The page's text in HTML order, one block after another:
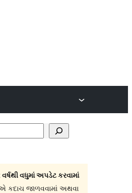
વર્ષથી વધુમાં અપડેટ કરવામાં
કદાચ જાળવવામાં અથવા